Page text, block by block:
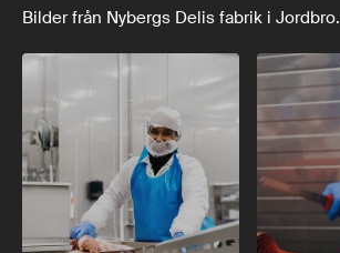
Bilder från Nybergs Delis fabrik i Jordbro.